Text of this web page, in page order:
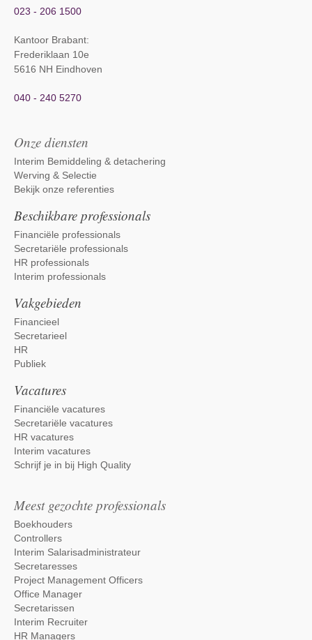
023 - 206 1500
Kantoor Brabant:
Frederiklaan 10e
5616 NH Eindhoven
040 - 240 5270
Onze diensten
Interim Bemiddeling & detachering
Werving & Selectie
Bekijk onze referenties
Beschikbare professionals
Financiële professionals
Secretariële professionals
HR professionals
Interim professionals
Vakgebieden
Financieel
Secretarieel
HR
Publiek
Vacatures
Financiële vacatures
Secretariële vacatures
HR vacatures
Interim vacatures
Schrijf je in bij High Quality
Meest gezochte professionals
Boekhouders
Controllers
Interim Salarisadministrateur
Secretaresses
Project Management Officers
Office Manager
Secretarissen
Interim Recruiter
HR Managers